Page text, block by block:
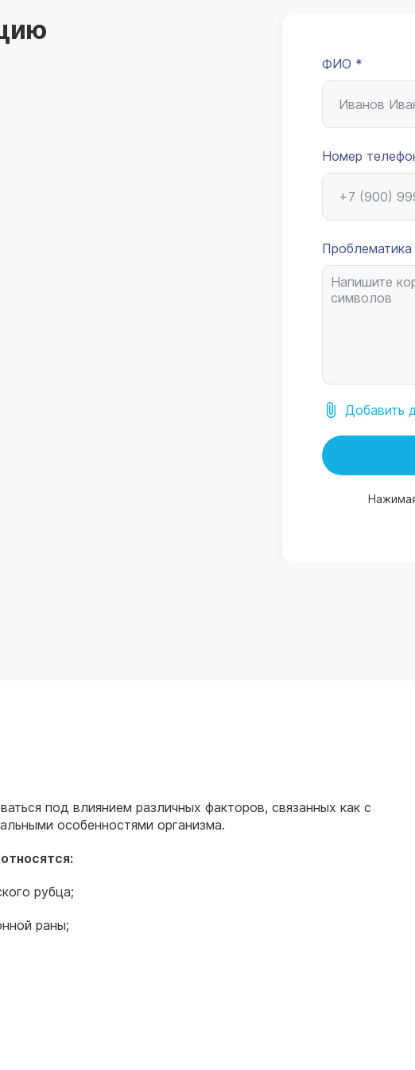
ФИО *
Номер
Проблематика
Добавить
под влиянием различных факторов, связанных как с
особенностями организма.
рубца;
раны;